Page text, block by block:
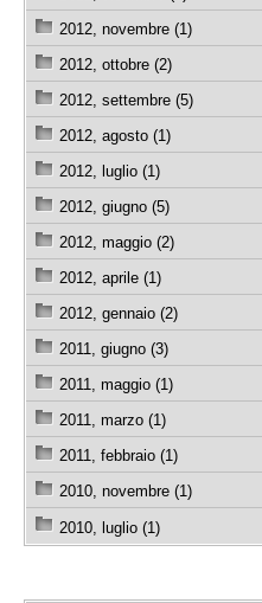
2012, novembre (1)
2012, ottobre (2)
2012, settembre (5)
2012, agosto (1)
2012, luglio (1)
2012, giugno (5)
2012, maggio (2)
2012, aprile (1)
2012, gennaio (2)
2011, giugno (3)
2011, maggio (1)
2011, marzo (1)
2011, febbraio (1)
2010, novembre (1)
2010, luglio (1)